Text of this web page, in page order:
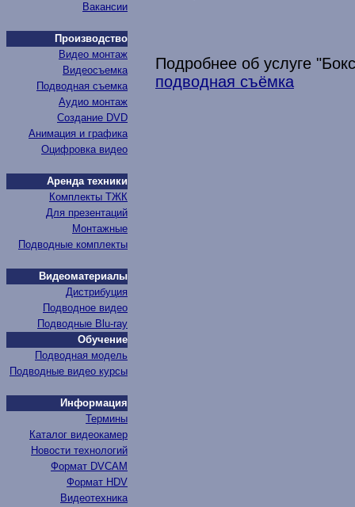
Вакансии
Производство
Видео монтаж
Видеосъемка
Подводная съемка
Аудио монтаж
Создание DVD
Анимация и графика
Оцифровка видео
Аренда техники
Комплекты ТЖК
Для презентаций
Монтажные
Подводные комплекты
Видеоматериалы
Дистрибуция
Подводное видео
Подводные Blu-ray
Обучение
Подводная модель
Подводные видео курсы
Информация
Термины
Каталог видеокамер
Новости технологий
Формат DVCAM
Формат HDV
Видеотехника
Подробнее об услуге
подводная съёмка